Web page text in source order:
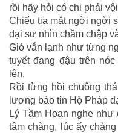
rồi hãy hỏi có chi phải
Chiếu tia mắt ngời ngời
đại sư nhìn chầm chập
Gió vẫn lạnh như từng
tuyết đang đậu trên
lên.
Rồi từng hồi chuông
lương báo tin Hộ Pháp
Lý Tầm Hoan nghe như
tâm chàng, lúc ấy